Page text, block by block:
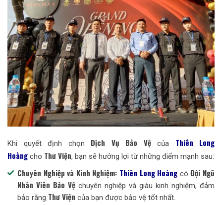
Khi quyết định chọn Dịch Vụ Bảo Vệcủa Thiên Long
Hoàng cho Thư Viện, bạn sẽ hưởng lợi từ những điểm mạnh sau:
Chuyên Nghiệp và Kinh Nghiệm: Thiên Long Hoàng có Đội Ngũ
Nhân Viên Bảo Vệ chuyên nghiệp và giàu kinh nghiệm, đảm
bảo rằng Thư Viện của bạn được bảo vệ tốt nhất.